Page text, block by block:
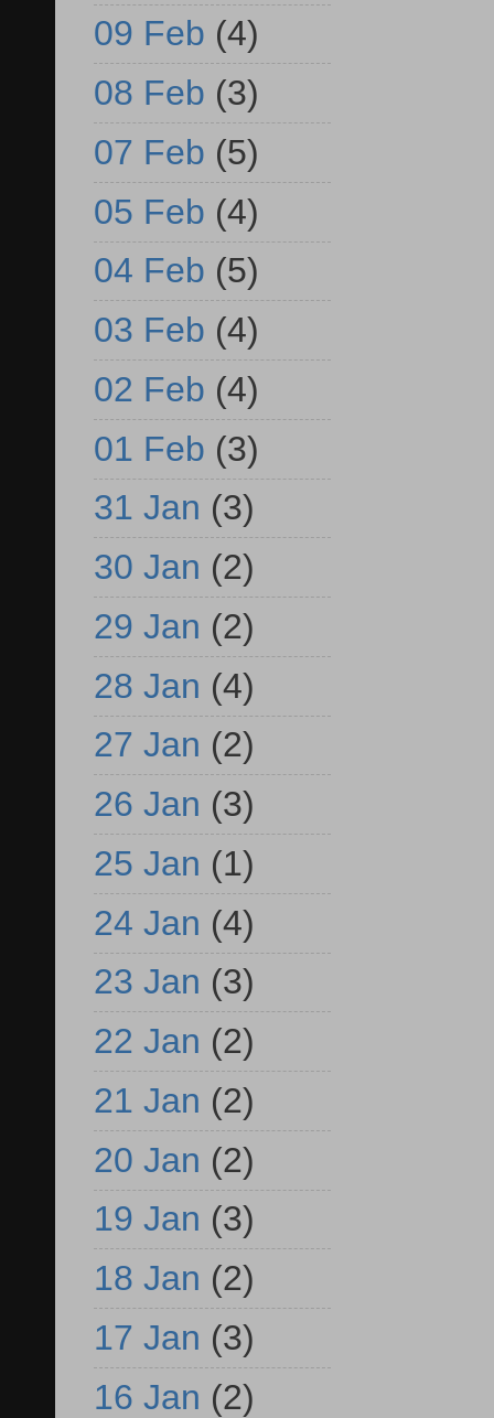
09 Feb (4)
08 Feb (3)
07 Feb (5)
05 Feb (4)
04 Feb (5)
03 Feb (4)
02 Feb (4)
01 Feb (3)
31 Jan (3)
30 Jan (2)
29 Jan (2)
28 Jan (4)
27 Jan (2)
26 Jan (3)
25 Jan (1)
24 Jan (4)
23 Jan (3)
22 Jan (2)
21 Jan (2)
20 Jan (2)
19 Jan (3)
18 Jan (2)
17 Jan (3)
16 Jan (2)